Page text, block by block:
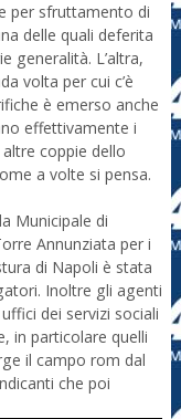
per sfruttamento di
delle quali deferita
generalità. L’altra,
volta per cui c’è
è emerso anche
effettivamente i
coppie dello
a volte si pensa.
Municipale di
Annunziata per i
di Napoli è stata
Inoltre gli agenti
dei servizi sociali
in particolare quelli
il campo rom dal
che poi